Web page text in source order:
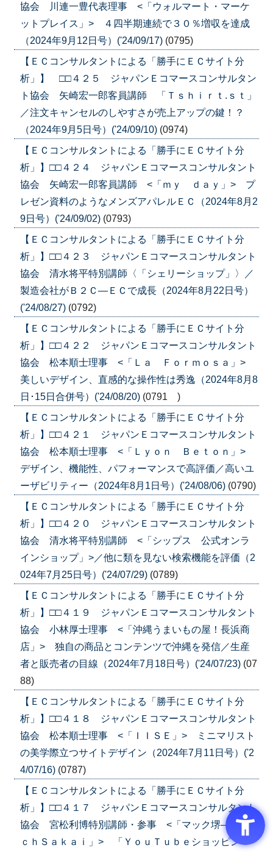
協会 川連一豊代表理事 <「ウォルマート・マーケ
ットプレイス」> ４四半期連続で３０％増収を達成
（2024年9月12日号）('24/09/17) (0795)
【ＥＣコンサルタントによる「勝手にＥＣサイト分
析」】 □□４２５ ジャパンＥコマースコンサルタン
ト協会 矢崎宏一郎客員講師 「Ｔｓｈｉｒｔ.ｓｔ」
／注文キャンセルのしやすさが売上アップの鍵！？
（2024年9月5日号）('24/09/10) (0974)
【ＥＣコンサルタントによる「勝手にＥＣサイト分
析」】□□４２４ ジャパンＥコマースコンサルタント
協会 矢崎宏一郎客員講師 <「ｍｙ ｄａｙ」> プ
レゼン資料のようなメンズアパレルＥＣ（2024年8月2
9日号）('24/09/02) (0793)
【ＥＣコンサルタントによる「勝手にＥＣサイト分
析」】□□４２３ ジャパンＥコマースコンサルタント
協会 清水将平特別講師〈「シェリーショップ」〉／
製造会社がＢ２Ｃ―ＥＣで成長（2024年8月22日号）
('24/08/27) (0792)
【ＥＣコンサルタントによる「勝手にＥＣサイト分
析」】□□４２２ ジャパンＥコマースコンサルタント
協会 松本順士理事 <「Ｌａ Ｆｏｒｍｏｓａ」>
美しいデザイン、直感的な操作性は秀逸（2024年8月8
日･15日合併号）('24/08/20) (0791 )
【ＥＣコンサルタントによる「勝手にＥＣサイト分
析」】□□４２１ ジャパンＥコマースコンサルタント
協会 松本順士理事 <「Ｌｙｏｎ Ｂｅｔｏｎ」>
デザイン、機能性、パフォーマンスで高評価／高いユ
ーザビリティー（2024年8月1日号）('24/08/06) (0790)
【ＥＣコンサルタントによる「勝手にＥＣサイト分
析」】□□４２０ ジャパンＥコマースコンサルタント
協会 清水将平特別講師 <「シップス 公式オンラ
インショップ」>／他に類を見ない検索機能を評価（2
024年7月25日号）('24/07/29) (0789)
【ＥＣコンサルタントによる「勝手にＥＣサイト分
析」】□□４１９ ジャパンＥコマースコンサルタント
協会 小林厚士理事 <「沖縄うまいもの屋！長浜商
店」> 独自の商品とコンテンツで沖縄を発信／生産
者と販売者の目線（2024年7月18日号）('24/07/23) (07
88)
【ＥＣコンサルタントによる「勝手にＥＣサイト分
析」】□□４１８ ジャパンＥコマースコンサルタント
協会 松本順士理事 <「ＩＩＳＥ」> ミニマリスト
の美学際立つサイトデザイン（2024年7月11日号）('2
4/07/16) (0787)
【ＥＣコンサルタントによる「勝手にＥＣサイト分
析」】□□４１７ ジャパンＥコマースコンサルタント
協会 宮松利博特別講師・参事 <「マック堺―Ｍａ
ｃｈＳａｋａｉ」> 「ＹｏｕＴｕｂｅショッピン